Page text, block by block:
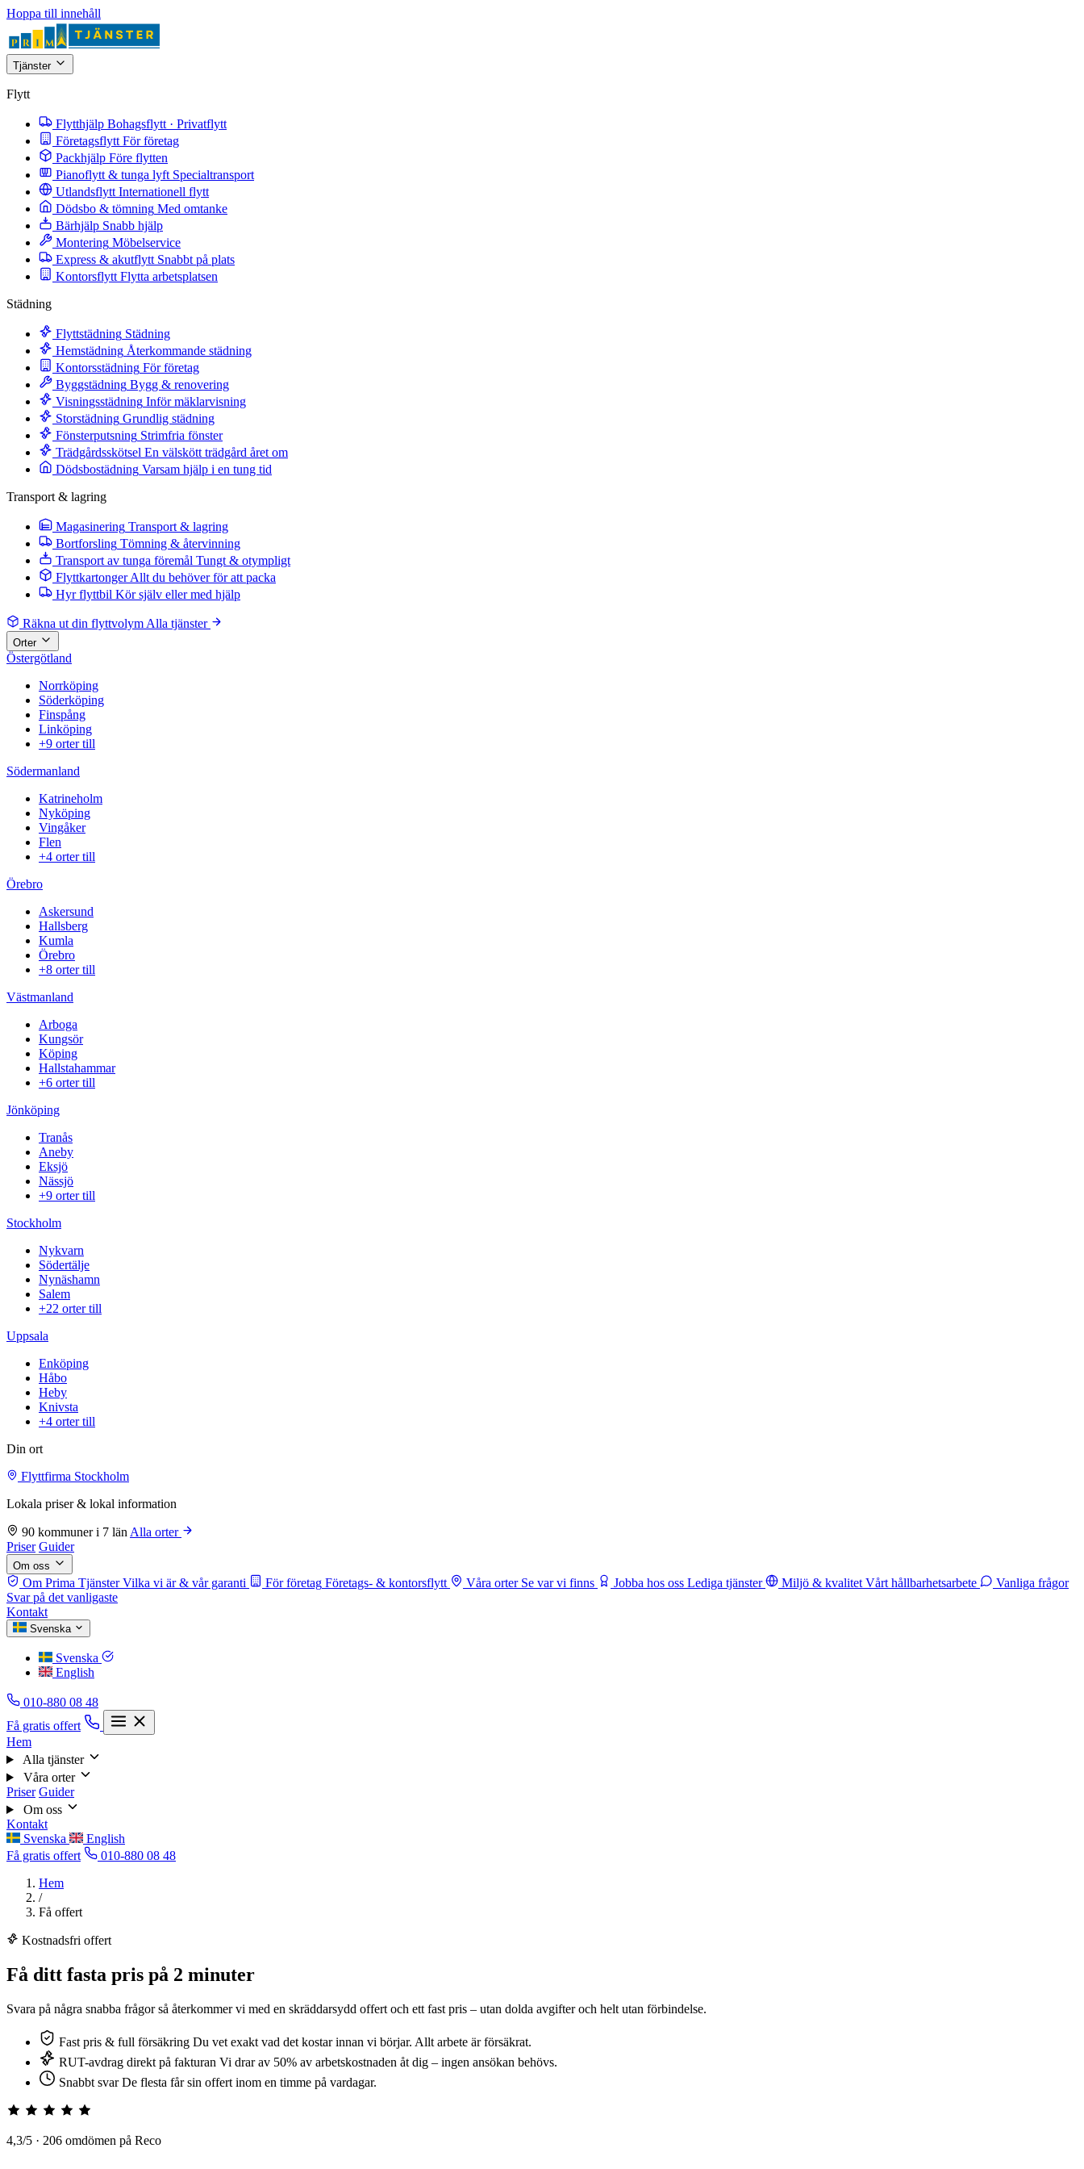
Hoppa till innehåll
Tjänster
Flytt
Flytthjälp Bohagsflytt · Privatflytt
Företagsflytt För företag
Packhjälp Före flytten
Pianoflytt & tunga lyft Specialtransport
Utlandsflytt Internationell flytt
Dödsbo & tömning Med omtanke
Bärhjälp Snabb hjälp
Montering Möbelservice
Express & akutflytt Snabbt på plats
Kontorsflytt Flytta arbetsplatsen
Städning
Flyttstädning Städning
Hemstädning Återkommande städning
Kontorsstädning För företag
Byggstädning Bygg & renovering
Visningsstädning Inför mäklarvisning
Storstädning Grundlig städning
Fönsterputsning Strimfria fönster
Trädgårdsskötsel En välskött trädgård året om
Dödsbostädning Varsam hjälp i en tung tid
Transport & lagring
Magasinering Transport & lagring
Bortforsling Tömning & återvinning
Transport av tunga föremål Tungt & otympligt
Flyttkartonger Allt du behöver för att packa
Hyr flyttbil Kör själv eller med hjälp
Räkna ut din flyttvolym Alla tjänster
Orter
Östergötland
Norrköping
Söderköping
Finspång
Linköping
+9 orter till
Södermanland
Katrineholm
Nyköping
Vingåker
Flen
+4 orter till
Örebro
Askersund
Hallsberg
Kumla
Örebro
+8 orter till
Västmanland
Arboga
Kungsör
Köping
Hallstahammar
+6 orter till
Jönköping
Tranås
Aneby
Eksjö
Nässjö
+9 orter till
Stockholm
Nykvarn
Södertälje
Nynäshamn
Salem
+22 orter till
Uppsala
Enköping
Håbo
Heby
Knivsta
+4 orter till
Din ort
Flyttfirma Stockholm
Lokala priser & lokal information
90 kommuner i 7 län Alla orter
Priser Guider
Om oss
Om Prima Tjänster Vilka vi är & vår garanti För företag Företags- & kontorsflytt Våra orter Se var vi finns Jobba hos oss Lediga tjänster Miljö & kvalitet Vårt hållbarhetsarbete
Vanliga frågor
Svar på det vanligaste
Kontakt
Svenska
Svenska
English
010-880 08 48
Få gratis offert
Hem
Alla tjänster
Våra orter
Priser Guider
Om oss
Kontakt
Svenska
English
Få gratis offert
010-880 08 48
Hem
/
Få offert
Kostnadsfri offert
Få ditt fasta pris på 2 minuter
Svara på några snabba frågor så återkommer vi med en skräddarsydd offert och ett fast pris – utan dolda avgifter och helt utan förbindelse.
Fast pris & full försäkring Du vet exakt vad det kostar innan vi börjar. Allt arbete är försäkrat.
RUT-avdrag direkt på fakturan Vi drar av 50% av arbetskostnaden åt dig – ingen ansökan behövs.
Snabbt svar De flesta får sin offert inom en timme på vardagar.
4,3/5 · 206 omdömen på Reco